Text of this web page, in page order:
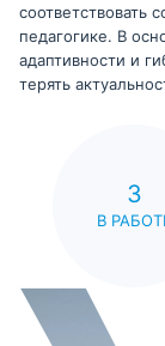
соответствовать
педагогике. В
адаптивности и
терять
3
В